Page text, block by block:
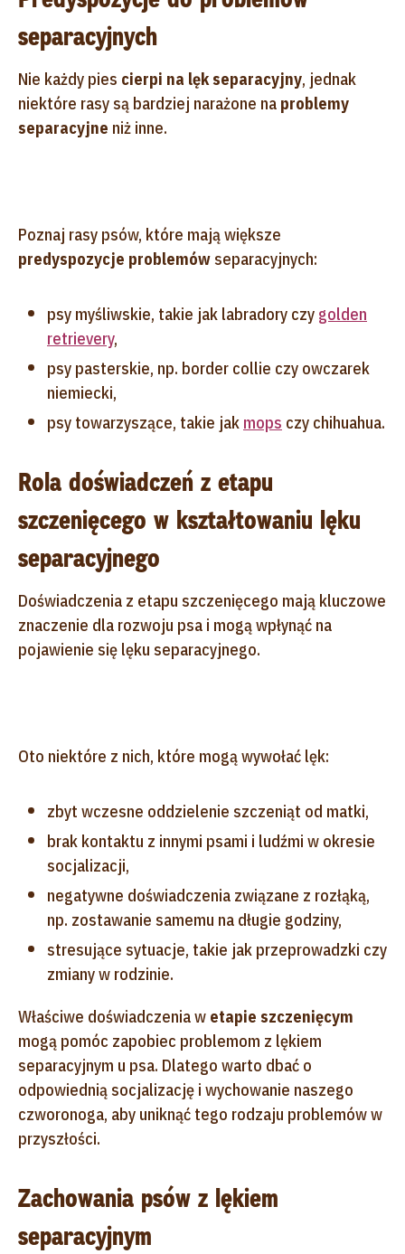
separacyjnych
Nie każdy pies cierpi na lęk separacyjny, jednak
niektóre rasy są bardziej narażone na problemy
separacyjne niż inne.
Poznaj rasy psów, które mają większe
predyspozycje problemów separacyjnych:
psy myśliwskie, takie jak labradory czy golden
retrievery,
psy pasterskie, np. border collie czy owczarek
niemiecki,
psy towarzyszące, takie jak mops czy chihuahua.
Rola doświadczeń z etapu
szczenięcego w kształtowaniu lęku
separacyjnego
Doświadczenia z etapu szczenięcego mają kluczowe
znaczenie dla rozwoju psa i mogą wpłynąć na
pojawienie się lęku separacyjnego.
Oto niektóre z nich, które mogą wywołać lęk:
zbyt wczesne oddzielenie szczeniąt od matki,
brak kontaktu z innymi psami i ludźmi w okresie
socjalizacji,
negatywne doświadczenia związane z rozłąką,
np. zostawanie samemu na długie godziny,
stresujące sytuacje, takie jak przeprowadzki czy
zmiany w rodzinie.
Właściwe doświadczenia w etapie szczenięcym
mogą pomóc zapobiec problemom z lękiem
separacyjnym u psa. Dlatego warto dbać o
odpowiednią socjalizację i wychowanie naszego
czworonoga, aby uniknąć tego rodzaju problemów w
przyszłości.
Zachowania psów z lękiem
separacyjnym